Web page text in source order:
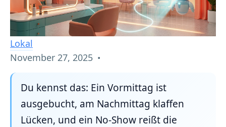
Lokal
November 27, 2025 •
Du kennst das: Ein Vormittag ist
ausgebucht, am Nachmittag klaffen
Lücken, und ein No‑Show reißt die